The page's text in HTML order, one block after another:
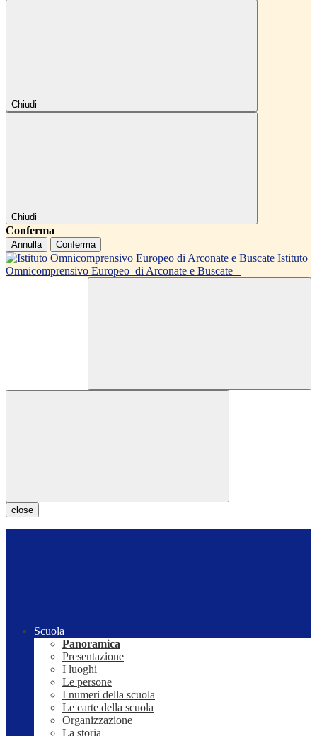
Chiudi
Chiudi
Conferma
Annulla Conferma
Istituto
Omnicomprensivo Europeo di Arconate e Buscate
close
Scuola
Panoramica
Presentazione
I luoghi
Le persone
I numeri della scuola
Le carte della scuola
Organizzazione
La storia